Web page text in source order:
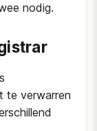
nodig.
te verwarren